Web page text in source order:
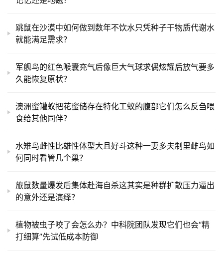
跳鼠在沙漠中如何做到数年不饮水只凭种子干物质代谢水
就能满足需求？
军舰鸟的红色喉囊充气后像巨大气球求偶炫耀后放气要多
久能恢复原状？
澳洲蜜罐蚁把花蜜储存在特化工蚁的腹部它们怎么反刍喂
食给其他同伴？
水雉鸟雌性比雄性体型大且好斗这种一妻多夫制里雌鸟如
何同时看管几个巢？
旅鼠数量爆发后集体赴海自杀这其实是种群扩散压力逼出
的意外还是演绎？
植物被虫子咬了会怎么办？中科院团队发现它们也会“精
打细算”先试低成本防御